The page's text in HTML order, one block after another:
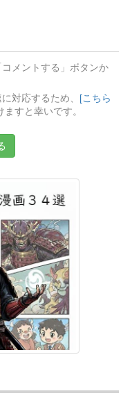
メントする」ボタンか
対応するため、
[こちら
すと幸いです。